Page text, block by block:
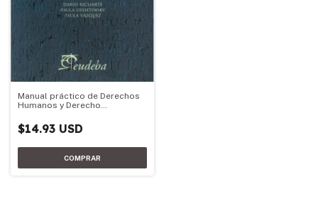
Manual práctico de Derechos
Humanos y Derecho
$14.93 USD